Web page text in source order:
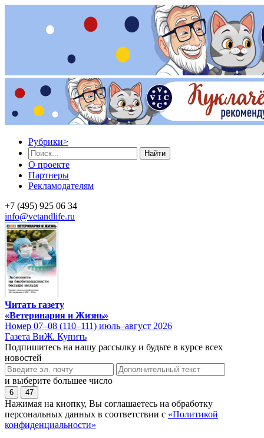
Рубрики>
Найти
О проекте
Партнеры
Рекламодателям
+7 (495) 925 06 34
info@vetandlife.ru
Читать газету
«Ветеринария и Жизнь»
Номер 07–08 (110–111) июль–август 2026
Газета ВиЖ. Купить
Подпишитесь на нашу рассылку и будьте в курсе всех
новостей
и выберите большее число
6 47
Нажимая на кнопку, Вы соглашаетесь на обработку
персональных данных в соответствии с «Политикой
конфиденциальности»